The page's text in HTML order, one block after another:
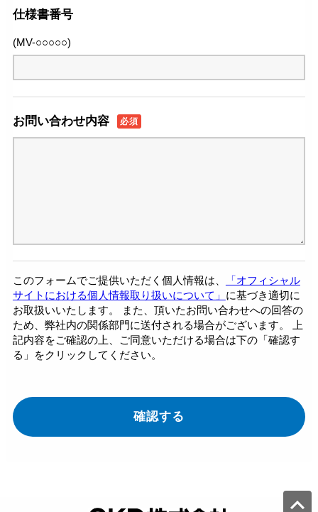
仕様書番号
(MV-○○○○○)
お問い合わせ内容 必須
このフォームでご提供いただく個人情報は、
「オフィシャル
サイトにおける個人情報取り扱いについて」 に基づき適切に
お取扱いいたします。 また、頂いたお問い合わせへの回答の
ため、弊社内の関係部門に送付される場合がございます。 上
記内容をご確認の上、ご同意いただける場合は下の「確認す
る」をクリックしてください。
確認する